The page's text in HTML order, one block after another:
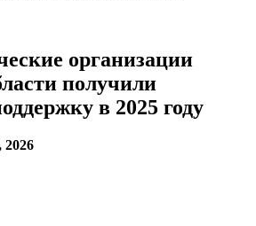
организации
получили
в 2025 году